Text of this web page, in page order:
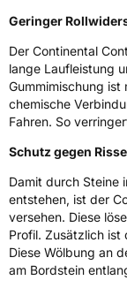
Weitere
SchlauchtypTL
ZustandNeureifen
C-ReifenJa
EU Label
EffizienzB
Geringer
Der Continental
lange Laufleistung
Gummimischung ist
chemische
Fahren. So
Schutz gegen
Damit durch Steine
entstehen, ist der
versehen. Diese
Profil. Zusätzlich ist
Diese Wölbung an
am Bordstein